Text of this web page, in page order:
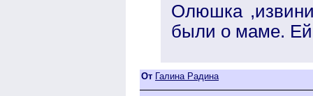
Олюшка
были о маме. Ей
От Галина Радина